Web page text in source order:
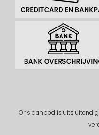
Ons aanbod is uitsluitend